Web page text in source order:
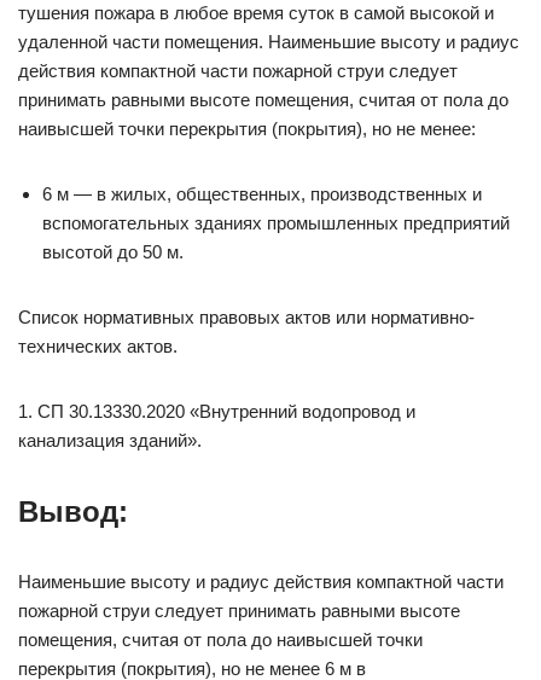
тушения пожара в любое время суток в самой высокой и
удаленной части помещения. Наименьшие высоту и радиус
действия компактной части пожарной струи следует
принимать равными высоте помещения, считая от пола до
наивысшей точки перекрытия (покрытия), но не менее:
6 м — в жилых, общественных, производственных и
вспомогательных зданиях промышленных предприятий
высотой до 50 м.
Список нормативных правовых актов или нормативно-
технических актов.
1. СП 30.13330.2020 «Внутренний водопровод и
канализация зданий».
Вывод:
Наименьшие высоту и радиус действия компактной части
пожарной струи следует принимать равными высоте
помещения, считая от пола до наивысшей точки
перекрытия (покрытия), но не менее 6 м в